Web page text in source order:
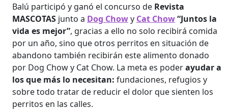
Balú participó y ganó el concurso de Revista
MASCOTAS junto a Dog Chowy Cat Chow“Juntos la
vida es mejor”, gracias a ello no solo recibirá comida
por un año, sino que otros perritos en situación de
abandono también recibirán este alimento donado
por Dog Chow y Cat Chow. La meta es poderayudar a
los que más lo necesitan: fundaciones, refugios y
sobre todo tratar de reducir el dolor que sienten los
perritos en las calles.